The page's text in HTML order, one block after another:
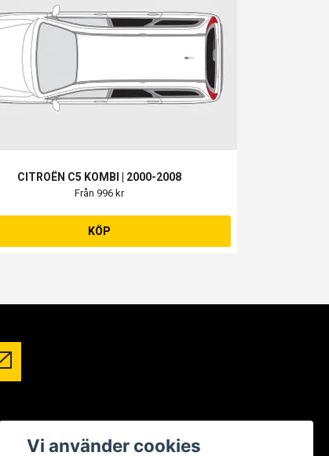
CITROËN C5 KOMBI | 2000-2008
Från 996 kr
KÖP
Facebook
Vi använder cookies